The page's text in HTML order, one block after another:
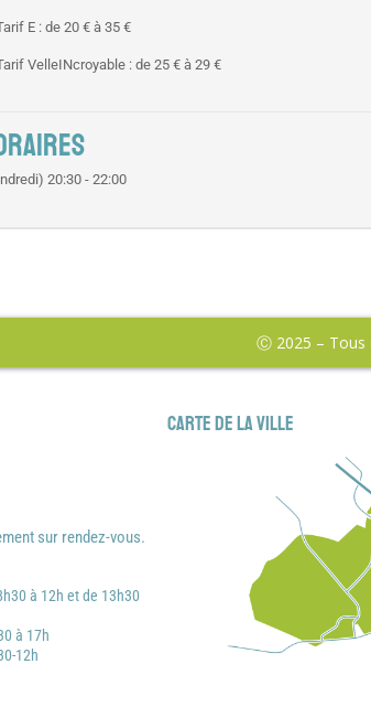
E : de 20 € à 35 €
VelleINcroyable : de 25 € à 29 €
20:30 - 22:00
Ⓒ 2025 – Tous
sur rendez-vous.
à 12h et de 13h30
à 17h
12h
Carte de la ville